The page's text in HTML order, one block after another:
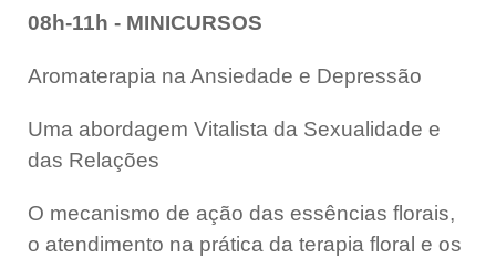
08h-11h - MINICURSOS
Aromaterapia na Ansiedade e Depressão
Uma abordagem Vitalista da Sexualidade e
das Relações
O mecanismo de ação das essências florais,
o atendimento na prática da terapia floral e os